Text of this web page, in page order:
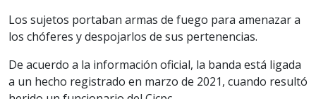
Los sujetos portaban armas de fuego para amenazar a
los chóferes y despojarlos de sus pertenencias.
De acuerdo a la información oficial, la banda está ligada
a un hecho registrado en marzo de 2021, cuando resultó